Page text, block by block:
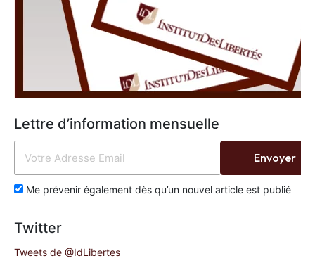
Lettre d’information mensuelle
Me prévenir également dès qu’un nouvel article est publié
Envoyer
Twitter
Tweets de @IdLibertes